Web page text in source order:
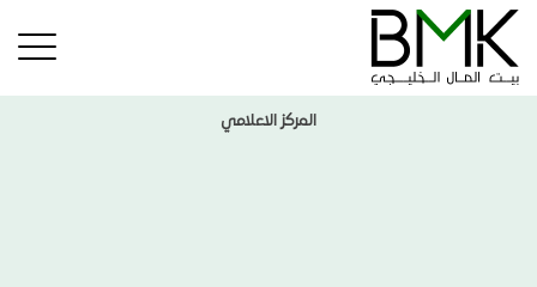
المركز الاعلامي